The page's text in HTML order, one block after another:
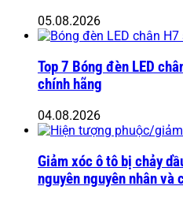
05.08.2026
Top 7 Bóng đèn LED
chính hãng
04.08.2026
Giảm xóc ô tô bị chảy
nguyên nguyên nhân và